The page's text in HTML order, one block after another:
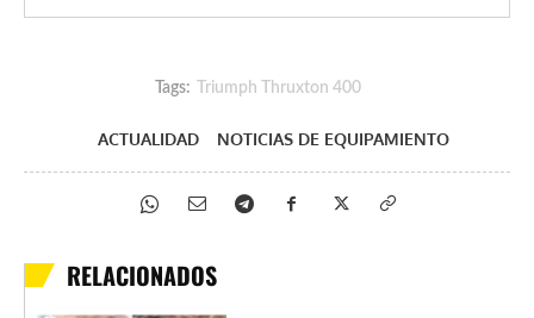
Tags: Triumph Thruxton 400
ACTUALIDAD NOTICIAS DE EQUIPAMIENTO
RELACIONADOS